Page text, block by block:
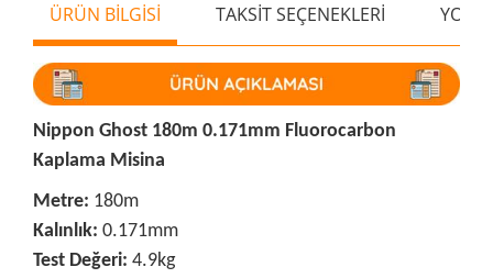
ÜRÜN BİLGİSİ TAKSİT SEÇENEKLERİ
Nippon Ghost 180m 0.171mm Fluorocarbon
Kaplama Misina
Metre: 180m
Kalınlık: 0.171mm
Test Değeri: 4.9kg